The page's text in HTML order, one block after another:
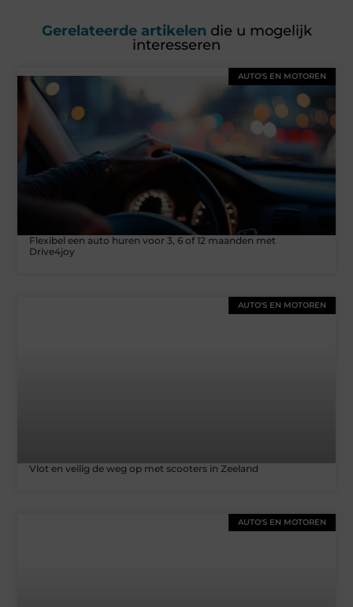
Gerelateerde artikelen die u mogelijk
interesseren
AUTO'S EN MOTOREN
Flexibel een auto huren voor 3, 6 of 12 maanden met
Drive4joy
AUTO'S EN MOTOREN
Vlot en veilig de weg op met scooters in Zeeland
AUTO'S EN MOTOREN